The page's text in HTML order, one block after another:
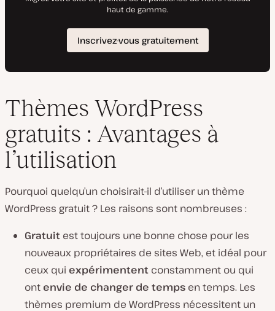
Thèmes WordPress
gratuits : Avantages à
l’utilisation
Pourquoi quelqu’un choisirait-il d’utiliser un thème
WordPress gratuit ? Les raisons sont nombreuses :
Gratuit esttoujours une bonne chose pour les
nouveaux propriétaires de sites Web, et idéal pour
ceux qui expérimentent constamment ou qui
ont envie de changer de temps en temps. Les
thèmes premium de WordPress nécessitent un